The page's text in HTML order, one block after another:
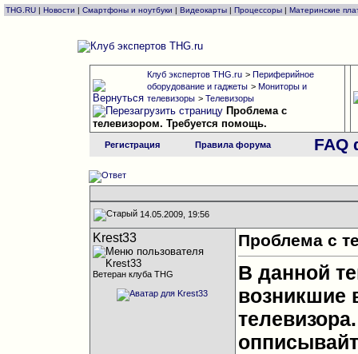
THG.RU | Новости | Смартфоны и ноутбуки | Видеокарты | Процессоры | Материнские
Клуб экспертов THG.ru > Периферийное
оборудование и гаджеты > Мониторы и
телевизоры > Телевизоры
Проблема с
телевизором. Требуется помощь.
Регистрация Правила форума FAQ
14.05.2009, 19:56
Krest33
Ветеран клуба THG
Проблема с
В данной
возникшие